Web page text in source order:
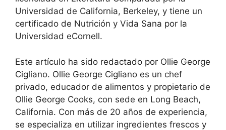
Universidad de California, Berkeley, y tiene un
certificado de Nutrición y Vida Sana por la
Universidad eCornell.
Este artículo ha sido redactado por Ollie George
Cigliano. Ollie George Cigliano es un chef
privado, educador de alimentos y propietario de
Ollie George Cooks, con sede en Long Beach,
California. Con más de 20 años de experiencia,
se especializa en utilizar ingredientes frescos y